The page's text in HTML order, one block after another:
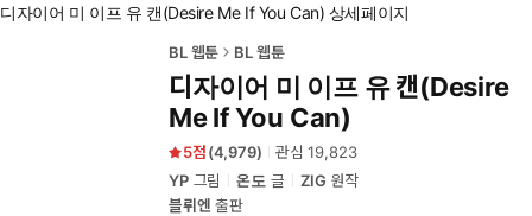
홈
디자이어 미 이프 유 캔(Desire Me If You Can) 상세페이지
BL 웹툰 BL 웹툰
디자이어 미 이프 유 캔(Desire
Me If You Can)
5 (4,979) 관심19,823
YP그림 온도 글 ZIG 원작
블뤼엔 출판